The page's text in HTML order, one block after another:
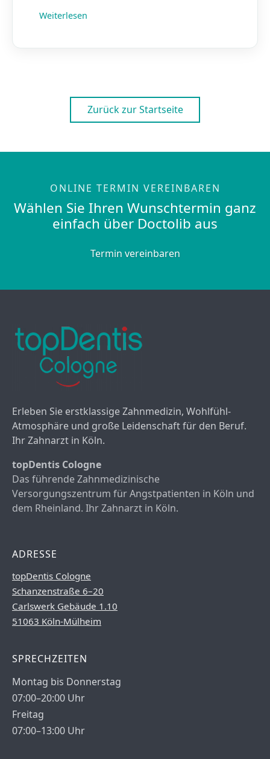
Weiterlesen
Zurück zur Startseite
ONLINE TERMIN VEREINBAREN
Wählen Sie Ihren Wunschtermin ganz
einfach über Doctolib aus
Termin vereinbaren
Erleben Sie erstklassige Zahnmedizin, Wohlfühl-
Atmosphäre und große Leidenschaft für den Beruf.
Ihr Zahnarzt in Köln.
topDentis Cologne
Das führende Zahnmedizinische
Versorgungszentrum für Angstpatienten in Köln und
dem Rheinland. Ihr Zahnarzt in Köln.
ADRESSE
topDentis Cologne
Schanzenstraße 6–20
Carlswerk Gebäude 1.10
51063 Köln-Mülheim
SPRECHZEITEN
Montag bis Donnerstag
07:00–20:00 Uhr
Freitag
07:00–13:00 Uhr